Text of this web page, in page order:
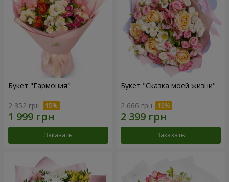
Букет "Гармония"
2 352 грн
Заказать
Букет "Сказка моей жизни"
2 666 грн
Заказать